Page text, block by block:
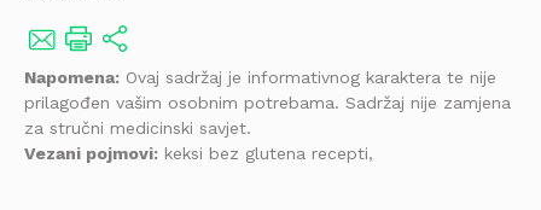
Napomena: Ovaj sadržaj je informativnog karaktera te nije
prilagođen vašim osobnim potrebama. Sadržaj nije zamjena
za stručni medicinski savjet.
Vezani pojmovi: keksi bez glutena recepti,